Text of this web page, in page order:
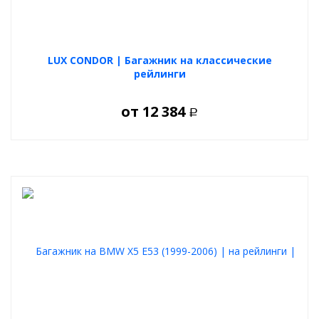
специального Т-слота в верхней части аэро поперечин.
Максимальная допустимая нагрузка на багажник 80 кг.
LUX CONDOR | Багажник на классические
рейлинги
от 12 384 Р